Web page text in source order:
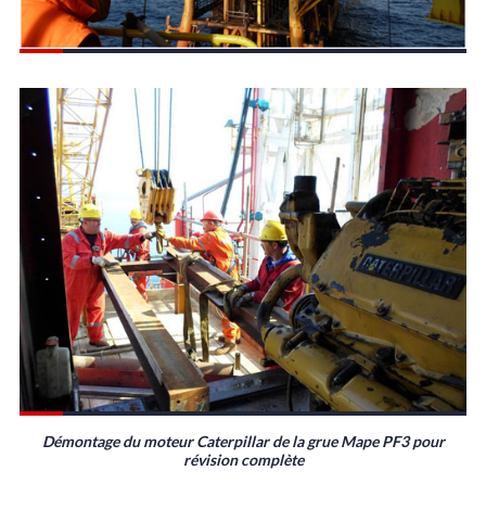
Démontage du moteur Caterpillar de la grue Mape PF3 pour
révision complète